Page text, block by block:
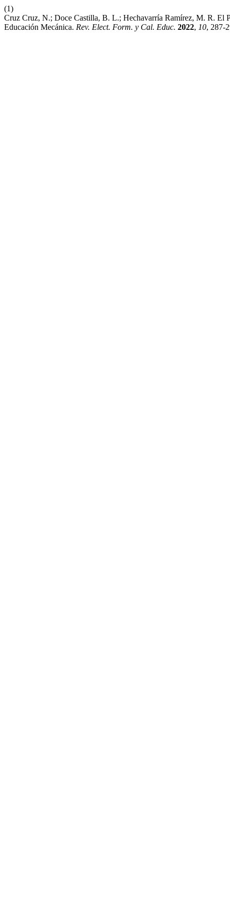
(1)
Cruz Cruz, N.; Doce Castilla, B. L.; Hechavarría Ramírez, M. R. El
Educación Mecánica. Rev. Elect. Form. y Cal. Educ. 2022, 10, 287-